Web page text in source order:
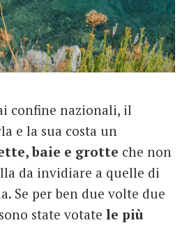
confine nazionali, il
e la sua costa un
baie e grotte che non
da invidiare a quelle di
Se per ben due volte due
state votate le più